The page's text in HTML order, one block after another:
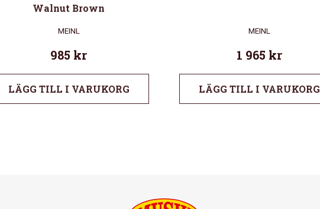
Walnut Brown
MEINL
985 kr
LÄGG TILL I VARUKORG
MEINL
1 965 kr
LÄGG TILL I VARUKORG